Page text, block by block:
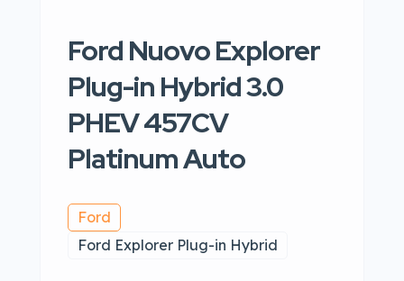
Ford Nuovo Explorer
Plug-in Hybrid 3.0
PHEV 457CV
Platinum Auto
Ford
Ford Explorer Plug-in Hybrid